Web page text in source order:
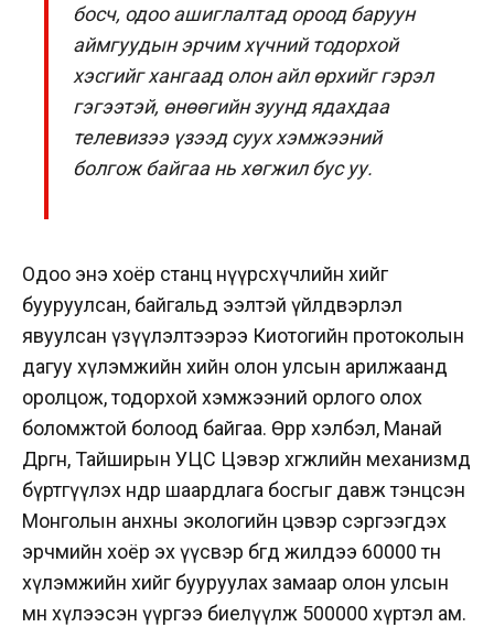
босч, одоо ашиглалтад ороод баруун
аймгуудын эрчим хүчний тодорхой
хэсгийг хангаад олон айл өрхийг гэрэл
гэгээтэй, өнөөгийн зуунд ядахдаа
телевизээ үзээд суух хэмжээний
болгож байгаа нь хөгжил бус уу.
Одоо энэ хоёр станц нүүрсхүчлийн хийг
бууруулсан, байгальд ээлтэй үйлдвэрлэл
явуулсан үзүүлэлтээрээ Киотогийн протоколын
дагуу хүлэмжийн хийн олон улсын арилжаанд
оролцож, тодорхой хэмжээний орлого олох
боломжтой болоод байгаа. Өөрөөр хэлбэл, Манай
Дөргөн, Тайширын УЦС Цэвэр хөгжлийн механизмд
бүртгүүлэх өндөр шаардлага босгыг давж тэнцсэн
Монголын анхны экологийн цэвэр сэргээгдэх
эрчмийн хоёр эх үүсвэр бөгөөд жилдээ 60000 тн
хүлэмжийн хийг бууруулах замаар олон улсын
өмнө хүлээсэн үүргээ биелүүлж 500000 хүртэл ам.